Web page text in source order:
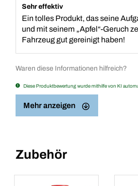
Sehr effektiv
Ein tolles Produkt, das seine
und mit seinem „Apfel“-Geruch
Fahrzeug gut gereinigt haben!
Waren diese Informationen hilfreich?
Diese Produktbewertung wurde mithilfe von KI
Mehr anzeigen
Zubehör